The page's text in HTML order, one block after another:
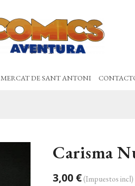
MERCAT DE SANT ANTONI
Carisma
3,00 €(Impuestos incl)